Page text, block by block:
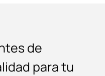
de
para tu